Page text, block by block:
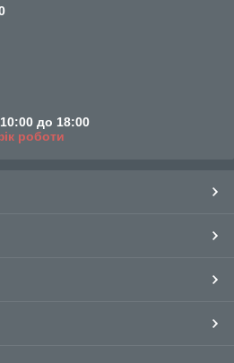
до 18:00
роботи